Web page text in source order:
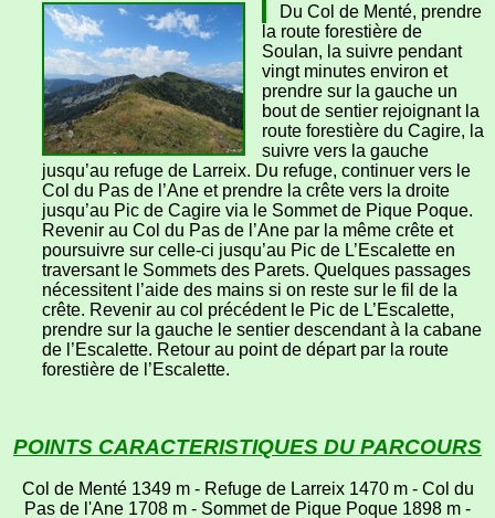
Du Col de Menté, prendre
la route forestière de
Soulan, la suivre pendant
vingt minutes environ et
prendre sur la gauche un
bout de sentier rejoignant la
route forestière du Cagire, la
suivre vers la gauche
jusqu’au refuge de Larreix. Du refuge, continuer vers le
Col du Pas de l’Ane et prendre la crête vers la droite
jusqu’au Pic de Cagire via le Sommet de Pique Poque.
Revenir au Col du Pas de l’Ane par la même crête et
poursuivre sur celle-ci jusqu’au Pic de L’Escalette en
traversant le Sommets des Parets. Quelques passages
nécessitent l’aide des mains si on reste sur le fil de la
crête. Revenir au col précédent le Pic de L’Escalette,
prendre sur la gauche le sentier descendant à la cabane
de l’Escalette. Retour au point de départ par la route
forestière de l’Escalette.
POINTS CARACTERISTIQUES DU PARCOURS
Col de Menté 1349 m - Refuge de Larreix 1470 m - Col du
Pas de l'Ane 1708 m - Sommet de Pique Poque 1898 m -